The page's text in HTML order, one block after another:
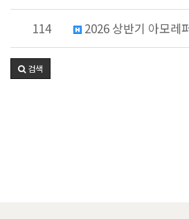
114 2026 상반기 아모레
검색